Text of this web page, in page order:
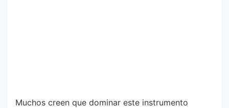
Muchos creen que dominar este instrumento